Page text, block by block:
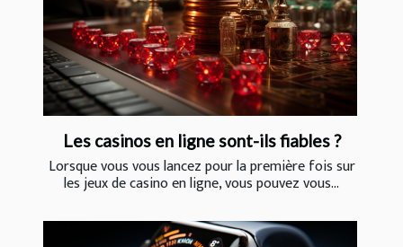
Les casinos en ligne sont-ils fiables ?
Lorsque vous vous lancez pour la première fois sur
les jeux de casino en ligne, vous pouvez vous...